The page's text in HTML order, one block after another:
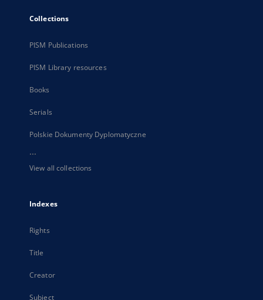
Collections
PISM Publications
PISM Library resources
Books
Serials
Polskie Dokumenty Dyplomatyczne
...
View all collections
Indexes
Rights
Title
Creator
Subject